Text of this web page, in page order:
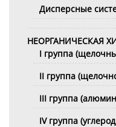
Дисперсные
НЕОРГАНИЧЕСКАЯ
I группа
II группа
III группа
IV группа